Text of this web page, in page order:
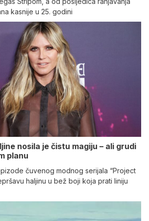
kasnije u 25. godini
nosila je čistu magiju – ali grudi
planu
čuvenog modnog serijala “Project
haljinu u bež boji koja prati liniju